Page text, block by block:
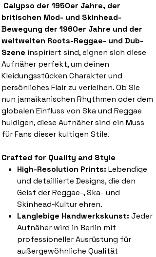
Calypso der 1950er Jahre, der
britischen Mod- und Skinhead-
Bewegung der 1960er Jahre und der
weltweiten Roots-Reggae- und Dub-
Szene inspiriert sind, eignen sich diese
Aufnäher perfekt, um deinen
Kleidungsstücken Charakter und
persönliches Flair zu verleihen. Ob Sie
nun jamaikanischen Rhythmen oder dem
globalen Einfluss von Ska und Reggae
huldigen, diese Aufnäher sind ein Muss
für Fans dieser kultigen Stile.
Crafted for Quality and Style
High-Resolution Prints: Lebendige
und detaillierte Designs, die den
Geist der Reggae-, Ska- und
Skinhead-Kultur ehren.
Langlebige Handwerkskunst: Jeder
Aufnäher wird in Berlin mit
professioneller Ausrüstung für
außergewöhnliche Qualität